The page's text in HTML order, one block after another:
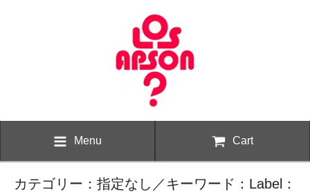
Menu Cart
カテゴリー：指定なし／キーワード：Label：